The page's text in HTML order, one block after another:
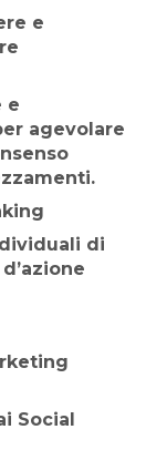
e
e
agevolare
di
Social